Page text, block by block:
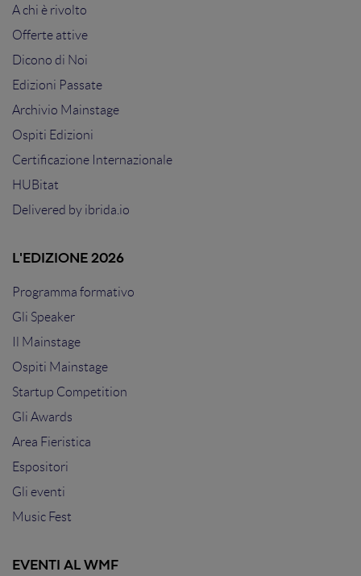
A chi è rivolto
Offerte attive
Dicono di Noi
Edizioni Passate
Archivio Mainstage
Ospiti Edizioni
Certificazione Internazionale
HUBitat
Delivered by ibrida.io
L'EDIZIONE 2026
Programma formativo
Gli Speaker
Il Mainstage
Ospiti Mainstage
Startup Competition
Gli Awards
Area Fieristica
Espositori
Gli eventi
Music Fest
EVENTI AL WMF